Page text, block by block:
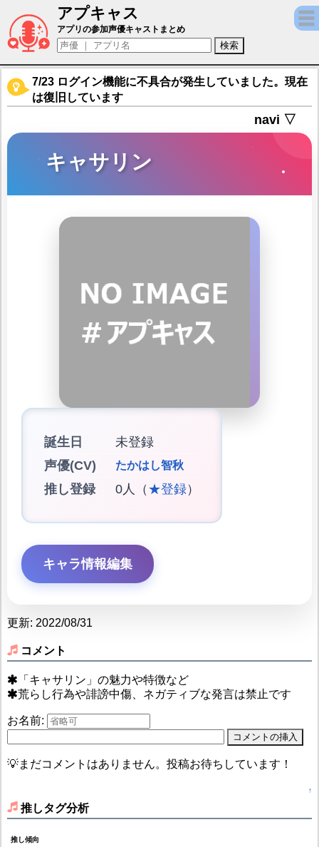
アプキャス
キャサリン（声優：たかはし智秋)【グラン
アプリの参加声優キャストまとめ
7/23 ログイン機能に不具合が発生していました。現在
は復旧しています
navi ▽
キャサリン
誕生日
未登録
声優(CV)
たかはし智秋
推し登録 0人（ ★登録）
キャラ情報編集
更新: 2022/08/31
コメント
「キャサリン」の魅力や特徴など
荒らし行為や誹謗中傷、ネガティブな発言は禁止です
お名前:
💡まだコメントはありません。投稿お待ちしています！
↑
推しタグ分析
推し傾向